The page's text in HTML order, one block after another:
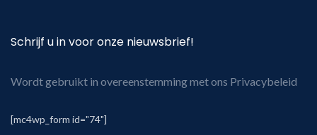
Schrijf u in voor onze nieuwsbrief!
Wordt gebruikt in overeenstemming met ons Privacybeleid
[mc4wp_form id="74"]